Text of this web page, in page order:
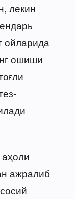
лекин
ойларида
ошиши
ажралиб